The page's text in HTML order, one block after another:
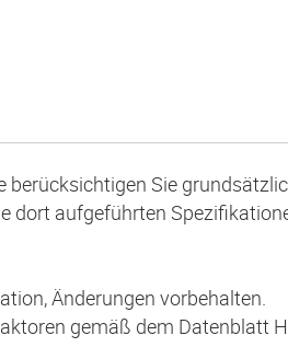
Sie
dort aufgeführten
Änderungen vorbehalten.
gemäß dem Datenblatt